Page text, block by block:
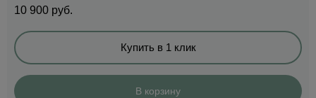
10 900 руб.
Купить в 1 клик
В корзину